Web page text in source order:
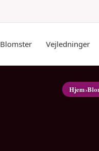
Blomster Vejledninger
Hjem›